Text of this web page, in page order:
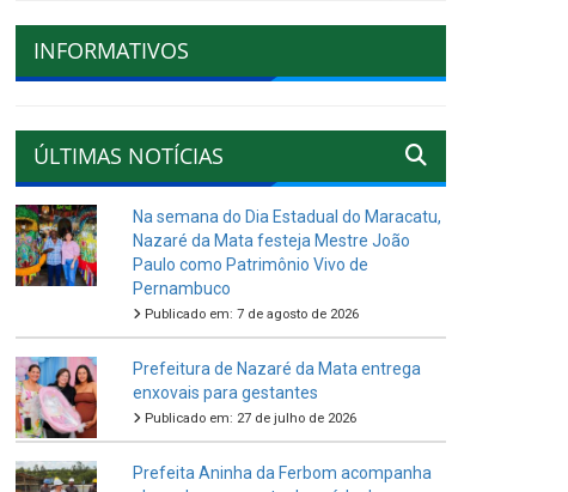
INFORMATIVOS
ÚLTIMAS NOTÍCIAS
Na semana do Dia Estadual do Maracatu,
Nazaré da Mata festeja Mestre João
Paulo como Patrimônio Vivo de
Pernambuco
Publicado em: 7 de agosto de 2026
Prefeitura de Nazaré da Mata entrega
enxovais para gestantes
Publicado em: 27 de julho de 2026
Prefeita Aninha da Ferbom acompanha